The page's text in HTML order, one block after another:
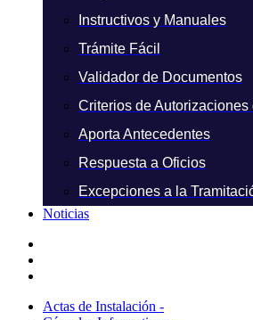
Instructivos y Manuales
Trámite Fácil
Validador de Documentos
Criterios de Autorizaciones
Aporta Antecedentes
Respuesta a Oficios
Excepciones a la
Noticias
Actas de Instalación -